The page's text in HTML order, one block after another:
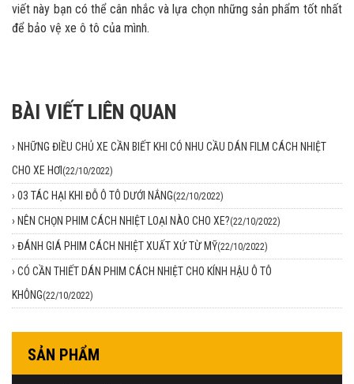
viết này bạn có thể cân nhắc và lựa chọn những sản phẩm tốt nhất
để bảo vệ xe ô tô của mình.
BÀI VIẾT LIÊN QUAN
› NHỮNG ĐIỀU CHỦ XE CẦN BIẾT KHI CÓ NHU CẦU DÁN FILM CÁCH NHIỆT
CHO XE HƠI (22/10/2022)
› 03 TÁC HẠI KHI ĐỖ Ô TÔ DƯỚI NẮNG(22/10/2022)
› NÊN CHỌN PHIM CÁCH NHIỆT LOẠI NÀO CHO XE?(22/10/2022)
› ĐÁNH GIÁ PHIM CÁCH NHIỆT XUẤT XỨ TỪ MỸ(22/10/2022)
› CÓ CẦN THIẾT DÁN PHIM CÁCH NHIỆT CHO KÍNH HẬU Ô TÔ
KHÔNG(22/10/2022)
SẢN PHẨM